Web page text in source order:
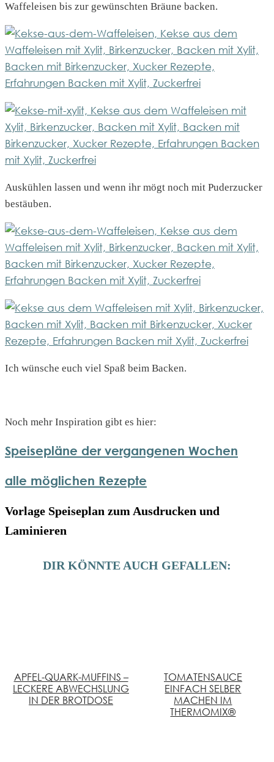
Waffeleisen bis zur gewünschten Bräune backen.
Auskühlen lassen und wenn ihr mögt noch mit Puderzucker
bestäuben.
Ich wünsche euch viel Spaß beim Backen.
Noch mehr Inspiration gibt es hier:
Speisepläne der vergangenen Wochen
alle möglichen Rezepte
Vorlage Speiseplan zum Ausdrucken und
Laminieren
DIR KÖNNTE AUCH GEFALLEN:
APFEL-QUARK-MUFFINS –
LECKERE ABWECHSLUNG
IN DER BROTDOSE
TOMATENSAUCE
EINFACH SELBER
MACHEN IM
THERMOMIX®